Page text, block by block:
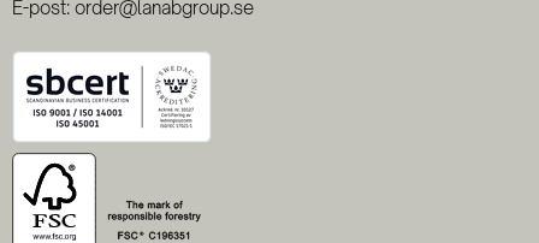
E-post: order@lanabgroup.se